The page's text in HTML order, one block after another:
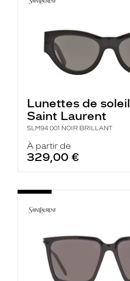
Lunettes de soleil
Saint Laurent
SLM94 001 NOIR BRILLANT
À partir de
329,00 €